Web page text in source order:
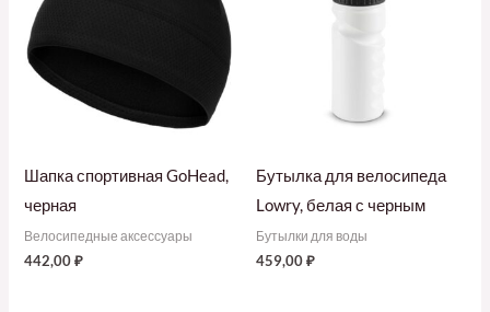
Шапка спортивная GoHead,
черная
Велосипедные аксессуары
442,00₽
Бутылка для велосипеда
Lowry, белая с черным
Бутылки для воды
459,00₽